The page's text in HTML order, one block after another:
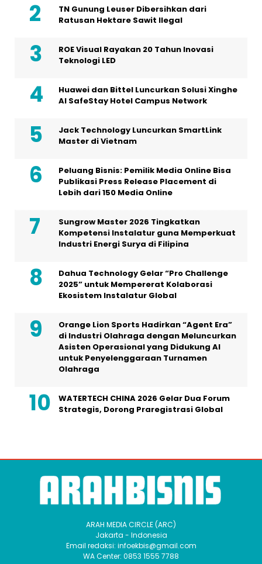
TN Gunung Leuser Dibersihkan dari
Ratusan Hektare Sawit Ilegal
ROE Visual Rayakan 20 Tahun Inovasi
Teknologi LED
Huawei dan Bittel Luncurkan Solusi Xinghe
Al SafeStay Hotel Campus Network
Jack Technology Luncurkan SmartLink
Master di Vietnam
Peluang Bisnis: Pemilik Media Online Bisa
Publikasi Press Release Placement di
Lebih dari 150 Media Online
Sungrow Master 2026 Tingkatkan
Kompetensi Instalatur guna Memperkuat
Industri Energi Surya di Filipina
Dahua Technology Gelar “Pro Challenge
2025” untuk Mempererat Kolaborasi
Ekosistem Instalatur Global
Orange Lion Sports Hadirkan “Agent Era”
di Industri Olahraga dengan Meluncurkan
Asisten Operasional yang Didukung AI
untuk Penyelenggaraan Turnamen
Olahraga
WATERTECH CHINA 2026 Gelar Dua Forum
Strategis, Dorong Praregistrasi Global
ARAH MEDIA CIRCLE (ARC)
Jakarta - Indonesia
Email redaksi: infoekbis@gmail.com
WA Center: 0853 1555 7788